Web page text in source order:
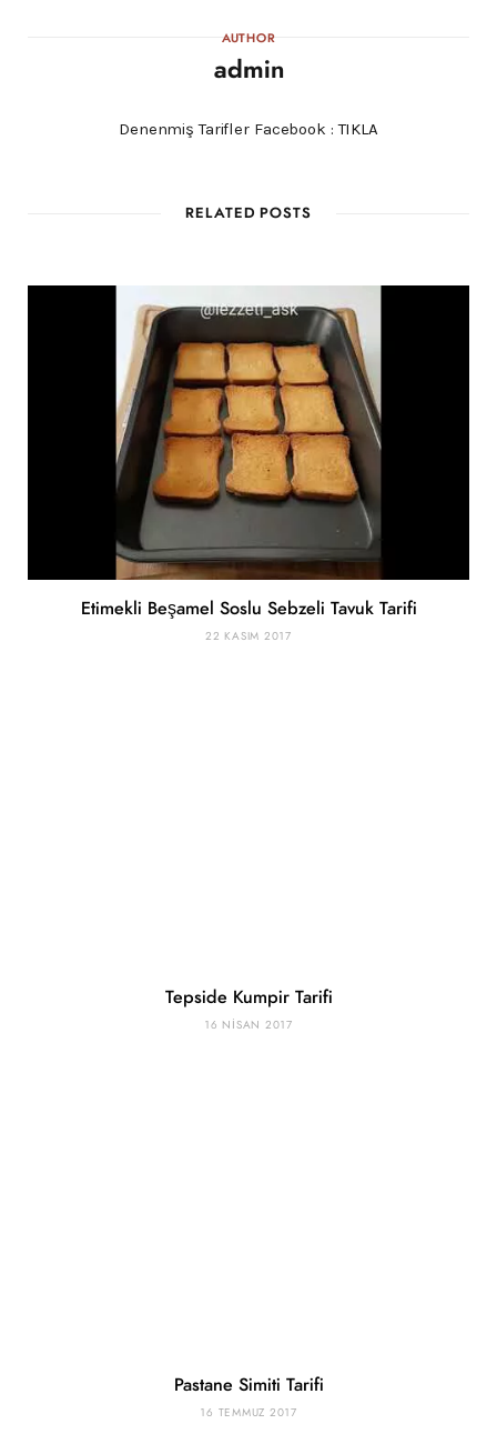
AUTHOR
admin
Denenmiş Tarifler Facebook :TIKLA
RELATED POSTS
Etimekli Beşamel Soslu Sebzeli Tavuk Tarifi
22 KASIM 2017
Tepside Kumpir Tarifi
16 NISAN 2017
Pastane Simiti Tarifi
16 TEMMUZ 2017